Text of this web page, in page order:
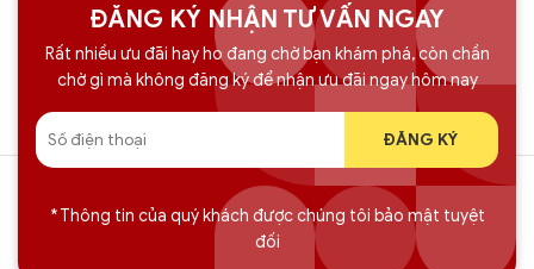
ĐĂNG KÝ NHẬN TƯ VẤN NGAY
Rất nhiều ưu đãi hay ho đang chờ bạn khám phá, còn chần
chờ gì mà không đăng ký để nhận ưu đãi ngay hôm nay
* Thông tin của quý khách được chúng tôi bảo mật tuyệt
đối